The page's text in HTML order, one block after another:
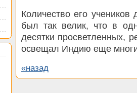
Количество его
был так велик, что в
десятки просветленных,
освещал Индию еще
«назад